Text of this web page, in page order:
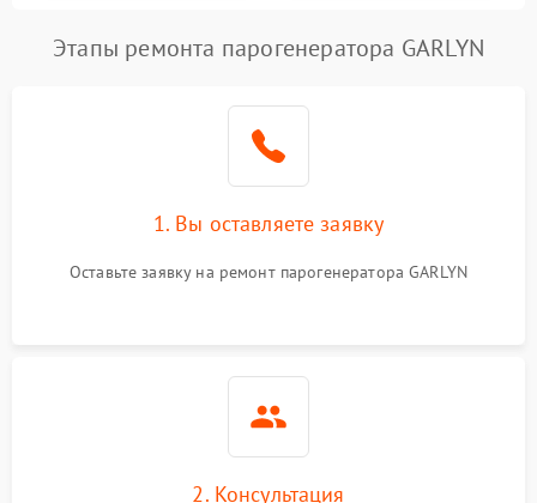
Этапы ремонта парогенератора GARLYN
1. Вы оставляете заявку
Оставьте заявку на ремонт парогенератора GARLYN
2. Консультация